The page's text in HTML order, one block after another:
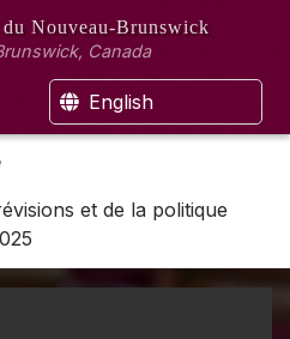
du Nouveau-Brunswick
Canada
English
et de la politique